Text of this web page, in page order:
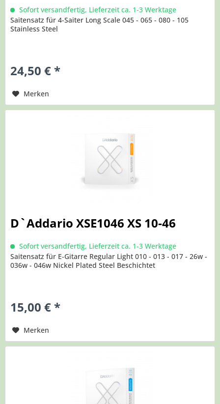
Sofort versandfertig, Lieferzeit ca. 1-3 Werktage
Saitensatz für 4-Saiter Long Scale 045 - 065 - 080 - 105
Stainless Steel
24,50 € *
Merken
D`Addario XSE1046 XS 10-46
Sofort versandfertig, Lieferzeit ca. 1-3 Werktage
Saitensatz für E-Gitarre Regular Light 010 - 013 - 017 - 26w -
036w - 046w Nickel Plated Steel Beschichtet
15,00 € *
Merken